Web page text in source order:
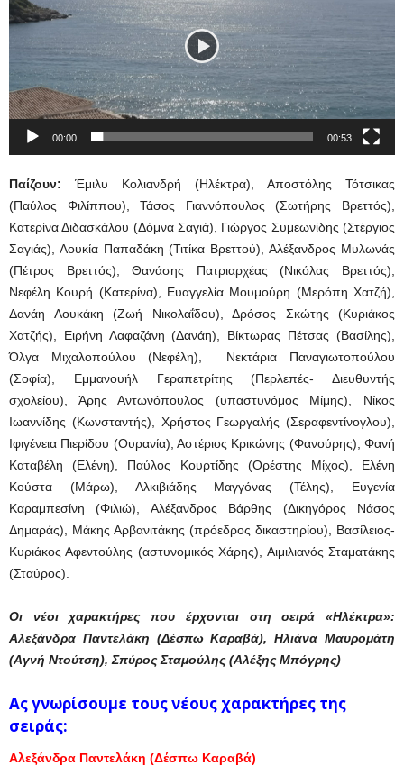
00:00 00:53
Παίζουν: Έμιλυ Κολιανδρή (Ηλέκτρα), Αποστόλης Τότσικας
(Παύλος Φιλίππου), Τάσος Γιαννόπουλος (Σωτήρης Βρεττός),
Κατερίνα Διδασκάλου (Δόμνα Σαγιά), Γιώργος Συμεωνίδης (Στέργιος
Σαγιάς), Λουκία Παπαδάκη (Τιτίκα Βρεττού), Αλέξανδρος Μυλωνάς
(Πέτρος Βρεττός), Θανάσης Πατριαρχέας (Νικόλας Βρεττός),
Νεφέλη Κουρή (Κατερίνα), Ευαγγελία Μουμούρη (Μερόπη Χατζή),
Δανάη Λουκάκη (Ζωή Νικολαΐδου), Δρόσος Σκώτης (Κυριάκος
Χατζής), Ειρήνη Λαφαζάνη (Δανάη), Βίκτωρας Πέτσας (Βασίλης),
Όλγα Μιχαλοπούλου (Νεφέλη), Νεκτάρια Παναγιωτοπούλου
(Σοφία), Εμμανουήλ Γεραπετρίτης (Περλεπές- Διευθυντής
σχολείου), Άρης Αντωνόπουλος (υπαστυνόμος Μίμης), Νίκος
Ιωαννίδης (Κωνσταντής), Χρήστος Γεωργαλής (Σεραφεντίνογλου),
Ιφιγένεια Πιερίδου (Ουρανία), Αστέριος Κρικώνης (Φανούρης), Φανή
Καταβέλη (Ελένη), Παύλος Κουρτίδης (Ορέστης Μίχος), Ελένη
Κούστα (Μάρω), Αλκιβιάδης Μαγγόνας (Τέλης), Ευγενία
Καραμπεσίνη (Φιλιώ), Αλέξανδρος Βάρθης (Δικηγόρος Νάσος
Δημαράς), Μάκης Αρβανιτάκης (πρόεδρος δικαστηρίου), Βασίλειος-
Κυριάκος Αφεντούλης (αστυνομικός Χάρης), Αιμιλιανός Σταματάκης
(Σταύρος).
Οι νέοι χαρακτήρες που έρχονται στη σειρά «Ηλέκτρα»:
Αλεξάνδρα Παντελάκη (Δέσπω Καραβά), Ηλιάνα Μαυρομάτη
(Αγνή Ντούτση), Σπύρος Σταμούλης (Αλέξης Μπόγρης)
Ας γνωρίσουμε τους νέους χαρακτήρες της
σειράς:
Αλεξάνδρα Παντελάκη (Δέσπω Καραβά)